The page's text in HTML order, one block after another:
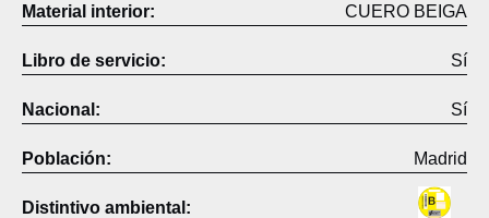
Material interior: CUERO BEIGA
Libro de servicio: Sí
Nacional: Sí
Población: Madrid
Distintivo ambiental: